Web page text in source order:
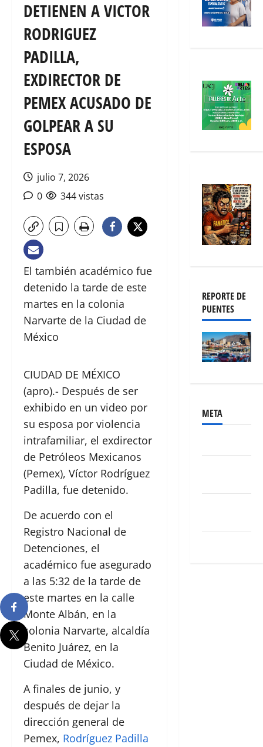
DETIENEN A VICTOR
RODRIGUEZ
PADILLA,
EXDIRECTOR DE
PEMEX ACUSADO DE
GOLPEAR A SU
ESPOSA
julio 7, 2026
0
344 vistas
El también académico fue
detenido la tarde de este
martes en la colonia
Narvarte de la Ciudad de
México
CIUDAD DE MÉXICO
(apro).- Después de ser
exhibido en un video por
su esposa por violencia
intrafamiliar, el exdirector
de Petróleos Mexicanos
(Pemex), Víctor Rodríguez
Padilla, fue detenido.
De acuerdo con el
Registro Nacional de
Detenciones, el
académico fue asegurado
a las 5:32 de la tarde de
este martes en la calle
Monte Albán, en la
colonia Narvarte, alcaldía
Benito Juárez, en la
Ciudad de México.
A finales de junio, y
después de dejar la
dirección general de
Pemex, Rodríguez Padilla
REPORTE DE
PUENTES
META